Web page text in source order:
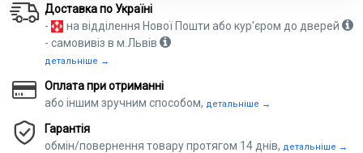
Доставка по Україні
-
на відділення Нової Пошти або кур'єром до дверей
- самовивіз в м.Львів
детальніше →
Оплата при отриманні
або іншим зручним способом, детальніше →
Гарантія
обмін/повернення товару протягом 14 днів, детальніше →